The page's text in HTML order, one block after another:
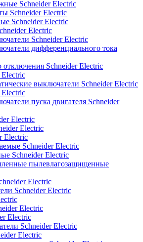
Schneider Electric
Schneider Electric
Schneider Electric
Electric
Schneider Electric
дифференциального тока
отключения Schneider Electric
выключатели Schneider Electric
пуска двигателя Schneider
Electric
Electric
Electric
Schneider Electric
Schneider Electric
пылевлагозащищенные
Electric
Schneider Electric
Electric
Electric
Schneider Electric
Electric